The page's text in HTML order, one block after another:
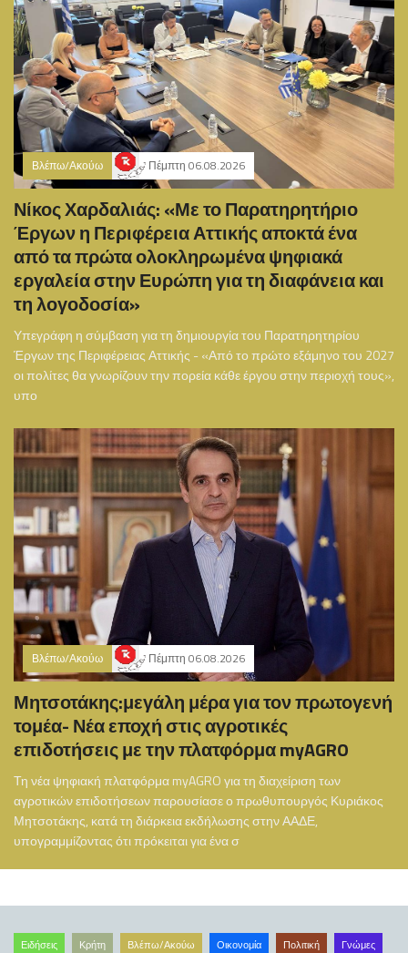
Βλέπω/Ακούω Πέμπτη 06.08.2026
Νίκος Χαρδαλιάς: «Με το Παρατηρητήριο
Έργων η Περιφέρεια Αττικής αποκτά ένα
από τα πρώτα ολοκληρωμένα ψηφιακά
εργαλεία στην Ευρώπη για τη διαφάνεια και
τη λογοδοσία»
Υπεγράφη η σύμβαση για τη δημιουργία του Παρατηρητηρίου
Έργων της Περιφέρειας Αττικής - «Από το πρώτο εξάμηνο του 2027
οι πολίτες θα γνωρίζουν την πορεία κάθε έργου στην περιοχή τους»,
υπο
Βλέπω/Ακούω Πέμπτη 06.08.2026
Μητσοτάκης:μεγάλη μέρα για τον πρωτογενή
τομέα- Νέα εποχή στις αγροτικές
επιδοτήσεις με την πλατφόρμα myAGRO
Τη νέα ψηφιακή πλατφόρμα myAGRO για τη διαχείριση των
αγροτικών επιδοτήσεων παρουσίασε ο πρωθυπουργός Κυριάκος
Μητσοτάκης, κατά τη διάρκεια εκδήλωσης στην ΑΑΔΕ,
υπογραμμίζοντας ότι πρόκειται για ένα σ
Ειδήσεις Κρήτη Βλέπω/Ακούω Οικονομία Πολιτική Γνώμες